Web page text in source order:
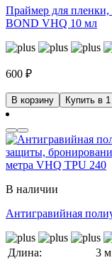
Праймер для пленки,
BOND VHQ 10 мл
600 ₽
В корзину Купить в
В наличии
Антигравийная
Длина:
3 м